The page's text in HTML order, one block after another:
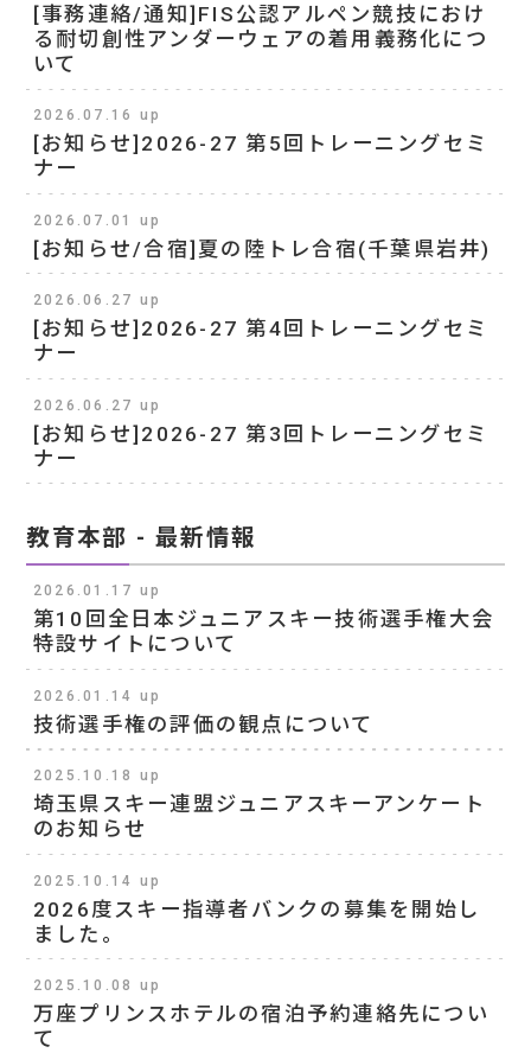
[事務連絡/通知]FIS公認アルペン競技におけ
る耐切創性アンダーウェアの着用義務化につ
いて
2026.07.16 up
[お知らせ]2026-27 第5回トレーニングセミ
ナー
2026.07.01 up
[お知らせ/合宿]夏の陸トレ合宿(千葉県岩井)
2026.06.27 up
[お知らせ]2026-27 第4回トレーニングセミ
ナー
2026.06.27 up
[お知らせ]2026-27 第3回トレーニングセミ
ナー
教育本部 - 最新情報
2026.01.17 up
第10回全日本ジュニアスキー技術選手権大会
特設サイトについて
2026.01.14 up
技術選手権の評価の観点について
2025.10.18 up
埼玉県スキー連盟ジュニアスキーアンケート
のお知らせ
2025.10.14 up
2026度スキー指導者バンクの募集を開始し
ました。
2025.10.08 up
万座プリンスホテルの宿泊予約連絡先につい
て